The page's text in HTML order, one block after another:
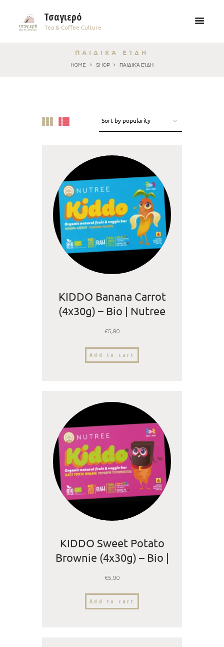
Τσαγιερό
Tea & Coffee Culture
ΠΑΙΔΙΚΆ ΕΊΔΗ
HOME SHOP ΠΑΙΔΙΚΆ ΕΊΔΗ
KIDDO Banana Carrot
(4x30g) – Bio | Nutree
€5,90
Add to cart
KIDDO Sweet Potato
Brownie (4x30g) – Bio |
€5,90
Add to cart